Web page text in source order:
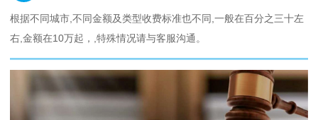
根据不同城市,不同金额及类型收费标准也不同,一般在百分之三十左
右,金额在10万起，,特殊情况请与客服沟通。